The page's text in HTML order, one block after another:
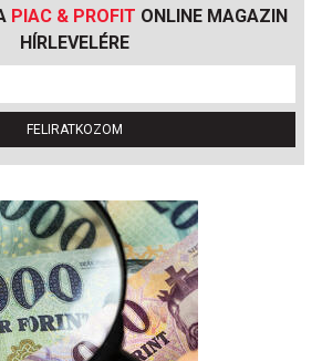
PIAC & PROFIT ONLINE MAGAZIN
HÍRLEVELÉRE
FELIRATKOZOM